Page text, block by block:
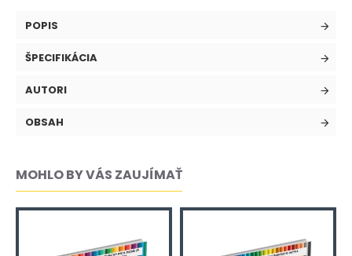
POPIS
ŠPECIFIKÁCIA
AUTORI
OBSAH
MOHLO BY VÁS ZAUJÍMAŤ